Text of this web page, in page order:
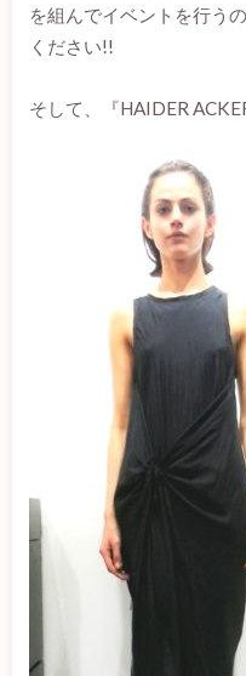
を組んでイベントを行う
ください!!
そして、『HAIDER